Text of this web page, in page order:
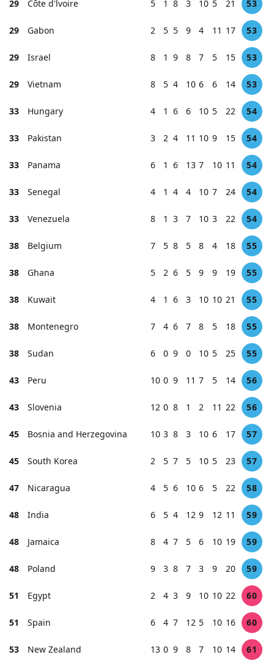
29 Côte d'lvoire 5 1 8 3 10 5 21 53
29 Gabon 2 5 5 9 4 11 17 53
29 Israel 8 1 9 8 7 5 15 53
29 Vietnam 8 5 4 10 6 6 14 53
33 Hungary 4 1 6 6 10 5 22 54
33 Pakistan 3 2 4 11 10 9 15 54
33 Panama 6 1 6 13 7 10 11 54
33 Senegal 4 1 4 4 10 7 24 54
33 Venezuela 8 1 3 7 10 3 22 54
38 Belgium 7 5 8 5 8 4 18 55
38 Ghana 5 2 6 5 9 9 19 55
38 Kuwait 4 1 6 3 10 10 21 55
38 Montenegro 7 4 6 7 8 5 18 55
38 Sudan 6 0 9 0 10 5 25 55
43 Peru 10 0 9 11 7 5 14 56
43 Slovenia 12 0 8 1 2 11 22 56
45 Bosnia and Herzegovina 10 3 8 3 10 6 17 57
45 South Korea 2 5 7 5 10 5 23 57
47 Nicaragua 4 5 6 10 6 5 22 58
48 India 6 5 4 12 9 12 11 59
48 Jamaica 8 4 7 5 6 10 19 59
48 Poland 9 3 8 7 3 9 20 59
51 Egypt 2 4 3 9 10 10 22 60
51 Spain 6 4 7 12 5 10 16 60
53 New Zealand 13 0 9 8 7 10 14 61